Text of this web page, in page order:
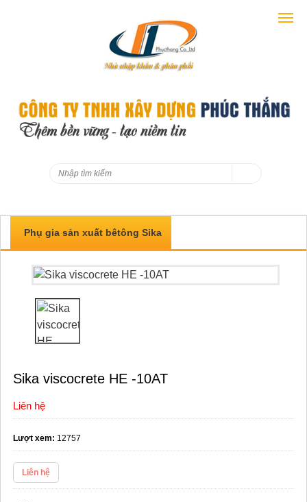
Phụ gia sản xuất bêtông Sika
Sika viscocrete HE -10AT
Liên hệ
Lượt xem: 12757
Liên hệ